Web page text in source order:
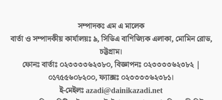
সম্পাদকঃএম এ মালেক
বার্তা ও সম্পাদকীয় কার্যালয়ঃ৯, সিডিএ বাণিজ্যিক এলাকা, মোমিন রোড,
চট্টগ্রাম।
ফোনঃ বার্তাঃ ০২৩৩৩৩৬২৩৮০, বিজ্ঞাপনঃ ০২৩৩৩৩৬২৩৮২ |
০১৭৫৫৬০৮২০০, ফ্যাক্সঃ ০২৩৩৩৩৬২৩৮১।
ই-মেইলঃazadi@dainikazadi.net